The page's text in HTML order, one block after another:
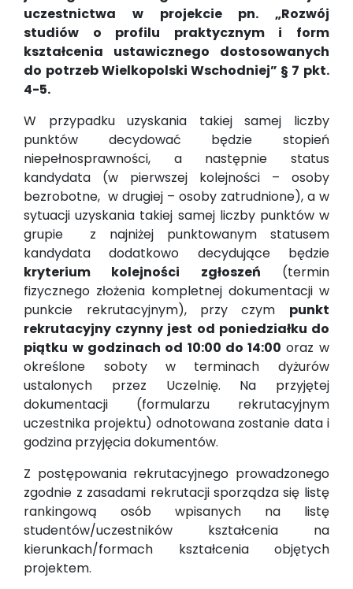
uczestnictwa w projekcie pn. „Rozwój
studiów o profilu praktycznym i form
kształcenia ustawicznego dostosowanych
do potrzeb Wielkopolski Wschodniej” § 7 pkt.
4-5.
W przypadku uzyskania takiej samej liczby
punktów decydować będzie stopień
niepełnosprawności, a następnie status
kandydata (w pierwszej kolejności – osoby
bezrobotne, w drugiej – osoby zatrudnione), a w
sytuacji uzyskania takiej samej liczby punktów w
grupie z najniżej punktowanym statusem
kandydata dodatkowo decydujące będzie
kryterium kolejności zgłoszeń (termin
fizycznego złożenia kompletnej dokumentacji w
punkcie rekrutacyjnym), przy czym punkt
rekrutacyjny czynny jest od poniedziałku do
piątku w godzinach od 10:00 do 14:00 oraz w
określone soboty w terminach dyżurów
ustalonych przez Uczelnię. Na przyjętej
dokumentacji (formularzu rekrutacyjnym
uczestnika projektu) odnotowana zostanie data i
godzina przyjęcia dokumentów.
Z postępowania rekrutacyjnego prowadzonego
zgodnie z zasadami rekrutacji sporządza się listę
rankingową osób wpisanych na listę
studentów/uczestników kształcenia na
kierunkach/formach kształcenia objętych
projektem.